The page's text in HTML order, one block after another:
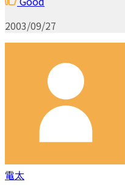
2003/09/27
電太